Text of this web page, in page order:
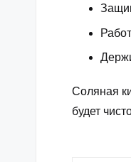
Соляная
будет